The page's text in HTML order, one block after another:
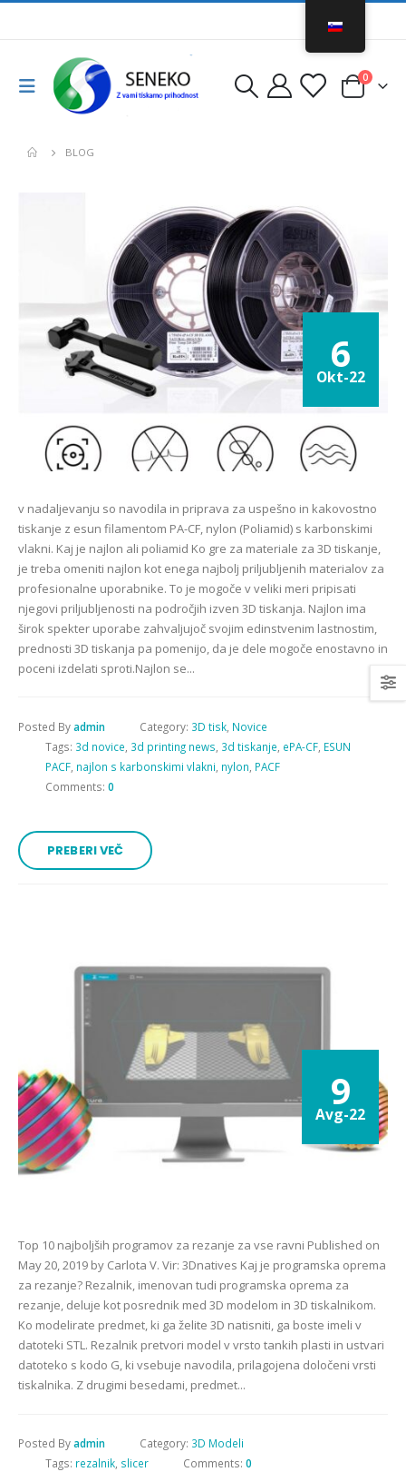
0
BLOG
6
Okt-22
v nadaljevanju so navodila in priprava za uspešno in kakovostno
tiskanje z esun filamentom PA-CF, nylon (Poliamid) s karbonskimi
vlakni. Kaj je najlon ali poliamid Ko gre za materiale za 3D tiskanje,
je treba omeniti najlon kot enega najbolj priljubljenih materialov za
profesionalne uporabnike. To je mogoče v veliki meri pripisati
njegovi priljubljenosti na področjih izven 3D tiskanja. Najlon ima
širok spekter uporabe zahvaljujoč svojim edinstvenim lastnostim,
prednosti 3D tiskanja pa pomenijo, da je dele mogoče enostavno in
poceni izdelati sproti.Najlon se...
Posted Byadmin Category: 3D tisk Novice
Tags: 3d novice 3d printing news 3d tiskanje ePA-CF ESUN
PACF najlon s karbonskimi vlakni nylon PACF
Comments: 0
PREBERI VEČ
9
Avg-22
Top 10 najboljših programov za rezanje za vse ravni Published on
May 20, 2019 by Carlota V. Vir: 3Dnatives Kaj je programska oprema
za rezanje? Rezalnik, imenovan tudi programska oprema za
rezanje, deluje kot posrednik med 3D modelom in 3D tiskalnikom.
Ko modelirate predmet, ki ga želite 3D natisniti, ga boste imeli v
datoteki STL. Rezalnik pretvori model v vrsto tankih plasti in ustvari
datoteko s kodo G, ki vsebuje navodila, prilagojena določeni vrsti
tiskalnika. Z drugimi besedami, predmet...
Posted Byadmin Category: 3D Modeli
Tags: rezalnik slicer Comments: 0